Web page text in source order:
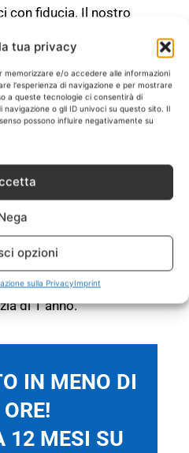
tua privacy
memorizzare e/o accedere alle informazioni
l'esperienza di navigazione e per mostrare
a queste tecnologie ci consentirà di
o gli ID univoci su questo sito. Il
possono influire negativamente su
opzioni
sulla PrivacyImprint
con fiducia. Il nostro
condizionatore Castel
e assistenza
chiamata di intervento.
GAS
Castel
GARANZIA DI
gas condizionatore
SOLO
garanzia.Tutti gli
con ricambi coperti
di 1 anno.
IN MENO DI
12 MESI SU